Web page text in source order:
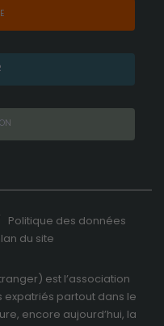
Politique des données
du site
est l’association
expatriés partout dans le
encore aujourd’hui, la
Expérience
de
sont utilisés
le site le plus
performant
de votre
visite.